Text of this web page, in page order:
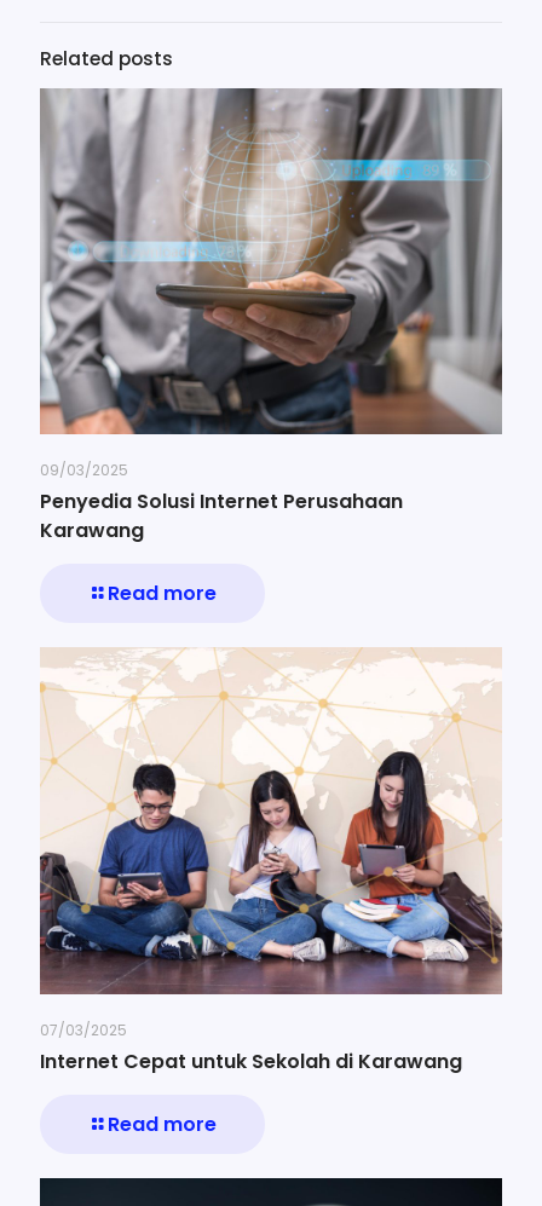
Related posts
09/03/2025
Penyedia Solusi Internet Perusahaan
Karawang
Read more
07/03/2025
Internet Cepat untuk Sekolah di Karawang
Read more